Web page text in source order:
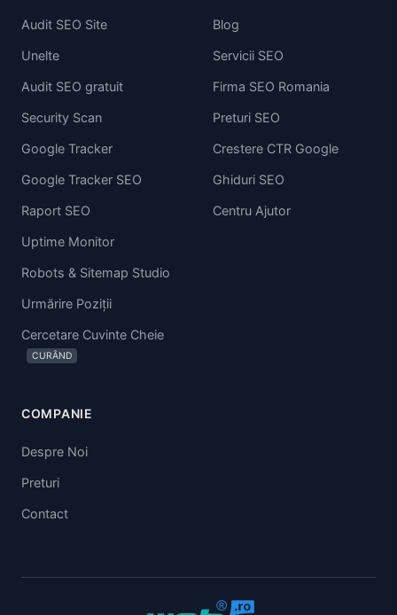
Audit SEO Site
Unelte
Audit SEO gratuit
Security Scan
Google Tracker
Google Tracker SEO
Raport SEO
Uptime Monitor
Robots & Sitemap Studio
Urmărire Poziții
Cercetare Cuvinte Cheie
CURÂND
Blog
Servicii SEO
Firma SEO Romania
Preturi SEO
Crestere CTR Google
Ghiduri SEO
Centru Ajutor
COMPANIE
Despre Noi
Preturi
Contact